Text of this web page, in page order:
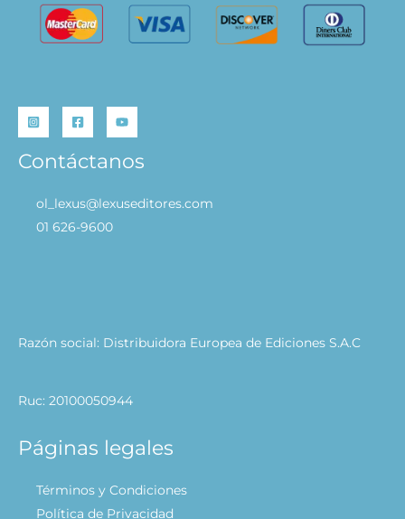
Contáctanos
ol_lexus@lexuseditores.com
01 626-9600
Razón social: Distribuidora Europea de Ediciones S.A.C
Ruc: 20100050944
Páginas legales
Términos y Condiciones
Política de Privacidad